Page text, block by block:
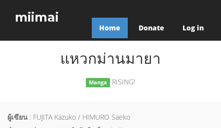
miimai
Home Donate Log in
แหวกม่านมายา
Manga RISING!
ผู้เขียน : FUJITA Kazuko / HIMURO Saeko